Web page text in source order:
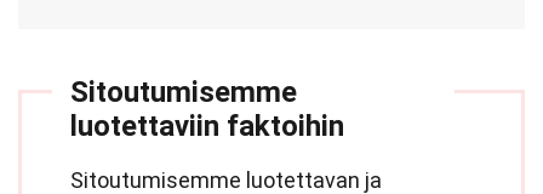
Sitoutumisemme
luotettaviin faktoihin
Sitoutumisemme luotettavan ja